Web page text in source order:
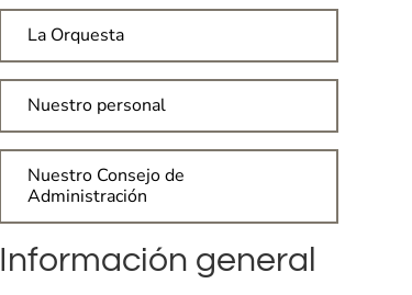
La Orquesta
Nuestro personal
Nuestro Consejo de
Administración
Información general